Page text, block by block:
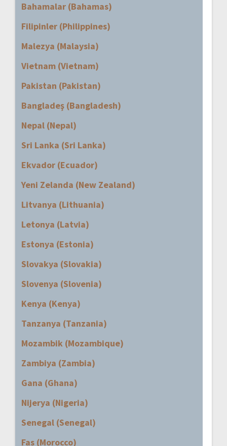
Bahamalar (Bahamas)
Filipinler (Philippines)
Malezya (Malaysia)
Vietnam (Vietnam)
Pakistan (Pakistan)
Bangladeş (Bangladesh)
Nepal (Nepal)
Sri Lanka (Sri Lanka)
Ekvador (Ecuador)
Yeni Zelanda (New Zealand)
Litvanya (Lithuania)
Letonya (Latvia)
Estonya (Estonia)
Slovakya (Slovakia)
Slovenya (Slovenia)
Kenya (Kenya)
Tanzanya (Tanzania)
Mozambik (Mozambique)
Zambiya (Zambia)
Gana (Ghana)
Nijerya (Nigeria)
Senegal (Senegal)
Fas (Morocco)